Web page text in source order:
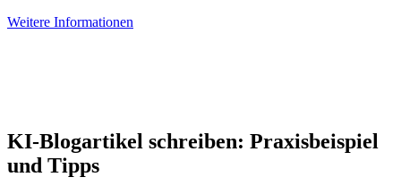
Weitere Informationen
KI-Blogartikel schreiben: Praxisbeispiel
und Tipps